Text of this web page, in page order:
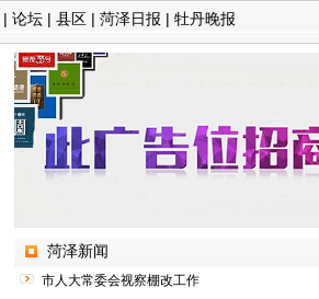
| 论坛 | 县区 | 菏泽日报 | 牡丹晚报
菏泽新闻
市人大常委会视察棚改工作